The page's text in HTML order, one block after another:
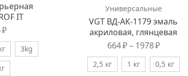
IT
₽
3kg
Универсальные
VGT ВД-АК-1179 эмаль
акриловая, глянцевая
664₽ – 1978₽
2,5 кг 1 кг 0,5 кг